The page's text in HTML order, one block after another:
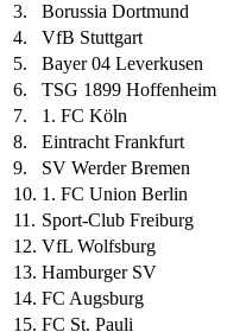
3.
Borussia Dortmund
4.
VfB Stuttgart
5.
Bayer 04 Leverkusen
6.
TSG 1899 Hoffenheim
7.
1. FC Köln
8.
Eintracht Frankfurt
9.
SV Werder Bremen
10. 1. FC Union Berlin
11. Sport-Club Freiburg
12. VfL Wolfsburg
13. Hamburger SV
14. FC Augsburg
15. FC St. Pauli